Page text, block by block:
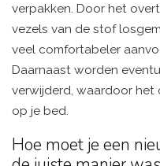
verpakken. Door het
vezels van de stof
veel comfortabeler
Daarnaast worden
verwijderd, waardoor het
op je bed.
Hoe moet je een